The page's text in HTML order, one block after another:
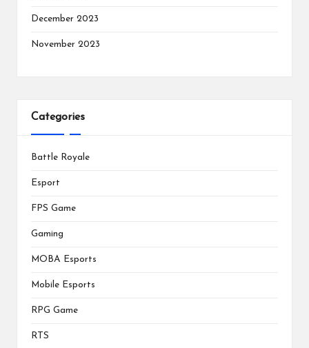
December 2023
November 2023
Categories
Battle Royale
Esport
FPS Game
Gaming
MOBA Esports
Mobile Esports
RPG Game
RTS